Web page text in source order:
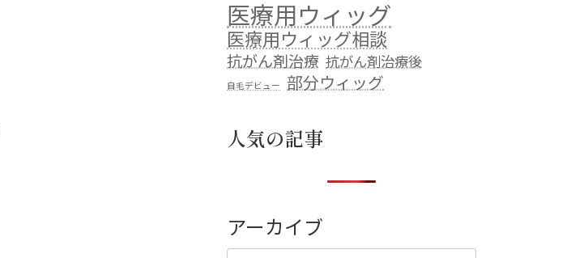
医療用ウィッグ
医療用ウィッグ相談
抗がん剤治療 抗がん剤治療後
自毛デビュー 部分ウィッグ
人気の記事
アーカイブ